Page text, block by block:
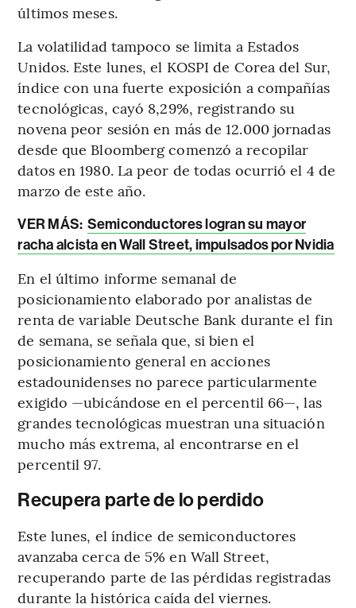
últimos meses.
La volatilidad tampoco se limita a Estados
Unidos. Este lunes, el KOSPI de Corea del Sur,
índice con una fuerte exposición a compañías
tecnológicas, cayó 8,29%, registrando su
novena peor sesión en más de 12.000 jornadas
desde que Bloomberg comenzó a recopilar
datos en 1980. La peor de todas ocurrió el 4 de
marzo de este año.
VER MÁS: Semiconductores logran su mayor
racha alcista en Wall Street, impulsados por Nvidia
En el último informe semanal de
posicionamiento elaborado por analistas de
renta de variable Deutsche Bank durante el fin
de semana, se señala que, si bien el
posicionamiento general en acciones
estadounidenses no parece particularmente
exigido —ubicándose en el percentil 66—, las
grandes tecnológicas muestran una situación
mucho más extrema, al encontrarse en el
percentil 97.
Recupera parte de lo perdido
Este lunes, el índice de semiconductores
avanzaba cerca de 5% en Wall Street,
recuperando parte de las pérdidas registradas
durante la histórica caída del viernes.